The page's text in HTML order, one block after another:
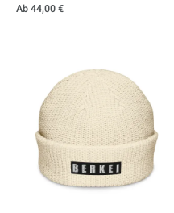
Ab44,00€